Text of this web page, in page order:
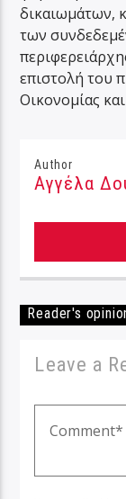
δικαιωμάτων,
των
επιστολή του
Οικονομίας
Author
Αγγέλα
Reader's
Leave a